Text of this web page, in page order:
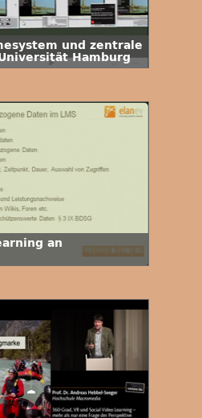
und zentrale
Hamburg
an